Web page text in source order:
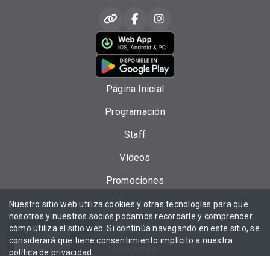
Página Inicial
Programación
Staff
Vídeos
Promociones
Eventos
Mensajes
Nuestro sitio web utiliza cookies y otras tecnologías para que
nosotros y nuestros socios podamos recordarle y comprender
cómo utiliza el sitio web. Si continúa navegando en este sitio, se
considerará que tiene consentimiento implícito a nuestra
política de privacidad